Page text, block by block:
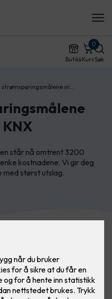
ButikkKurv
0
Søk
strømsparingsmålene m…
står nå omtrent 3200
kostnadene. Vi gir deg
med størst utslag.